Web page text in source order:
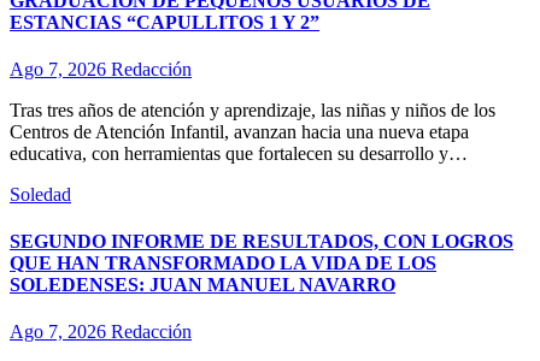
ESTANCIAS “CAPULLITOS 1 Y 2”
Ago 7, 2026 Redacción
Tras tres años de atención y aprendizaje, las niñas y niños de los
Centros de Atención Infantil, avanzan hacia una nueva etapa
educativa, con herramientas que fortalecen su desarrollo y…
Soledad
SEGUNDO INFORME DE RESULTADOS, CON LOGROS
QUE HAN TRANSFORMADO LA VIDA DE LOS
SOLEDENSES: JUAN MANUEL NAVARRO
Ago 7, 2026 Redacción